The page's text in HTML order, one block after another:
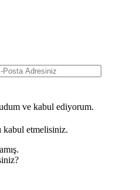
ve kabul ediyorum.
kabul etmelisiniz.